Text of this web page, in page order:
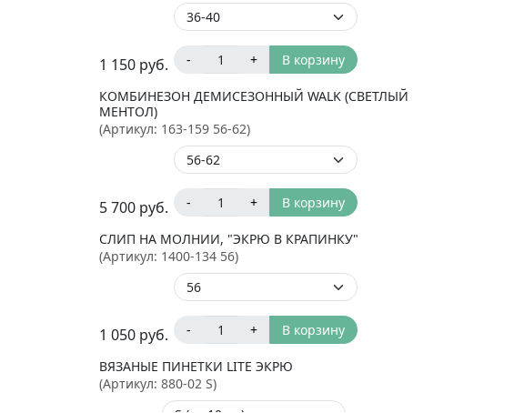
1 150 руб. - + В корзину
КОМБИНЕЗОН ДЕМИСЕЗОННЫЙ WALK (СВЕТЛЫЙ
МЕНТОЛ)
(Артикул: 163-159 56-62)
5 700 руб. - + В корзину
СЛИП НА МОЛНИИ, "ЭКРЮ В КРАПИНКУ"
(Артикул: 1400-134 56)
1 050 руб. - + В корзину
ВЯЗАНЫЕ ПИНЕТКИ LITE ЭКРЮ
(Артикул: 880-02 S)